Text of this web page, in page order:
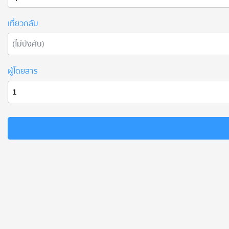
เที่ยวกลับ
ผู้โดยสาร